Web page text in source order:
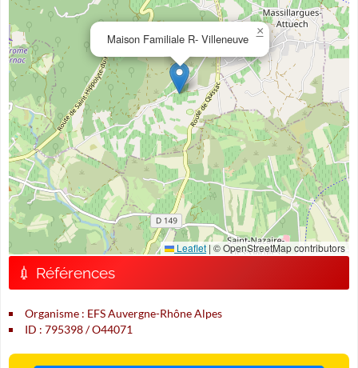
Maison Familiale R- Villeneuve
×
Leaflet | © OpenStreetMap contributors
💉 Références
Organisme : EFS Auvergne-Rhône Alpes
ID : 795398 / O44071